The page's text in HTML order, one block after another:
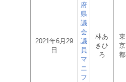
2021年6月29
日
府
県
議
会
議
員
マ
ニ
フ
林あ
きひ
ろ
東
京
都